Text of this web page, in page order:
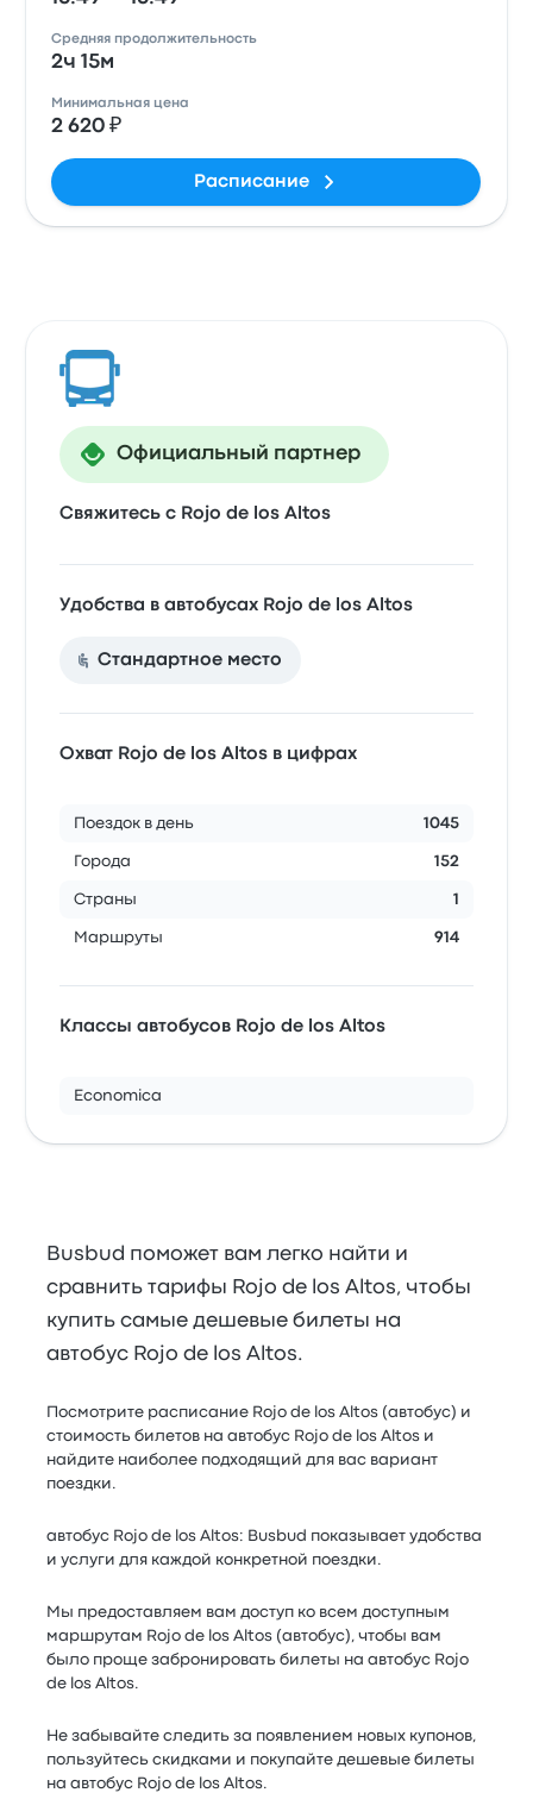
Средняя продолжительность
2ч 15м
Минимальная цена
2 620 ₽
Расписание
Официальный партнер
Свяжитесь с Rojo de los Altos
Удобства в автобусах Rojo de los Altos
Стандартное место
Охват Rojo de los Altos в цифрах
Поездок в день 1045
Города 152
Страны 1
Маршруты 914
Классы автобусов Rojo de los Altos
Economica
Busbud поможет вам легко найти и
сравнить тарифы Rojo de los Altos, чтобы
купить самые дешевые билеты на
автобус Rojo de los Altos.
Посмотрите расписание Rojo de los Altos (автобус) и
стоимость билетов на автобус Rojo de los Altos и
найдите наиболее подходящий для вас вариант
поездки.
автобус Rojo de los Altos: Busbud показывает удобства
и услуги для каждой конкретной поездки.
Мы предоставляем вам доступ ко всем доступным
маршрутам Rojo de los Altos (автобус), чтобы вам
было проще забронировать билеты на автобус Rojo
de los Altos.
Не забывайте следить за появлением новых купонов,
пользуйтесь скидками и покупайте дешевые билеты
на автобус Rojo de los Altos.